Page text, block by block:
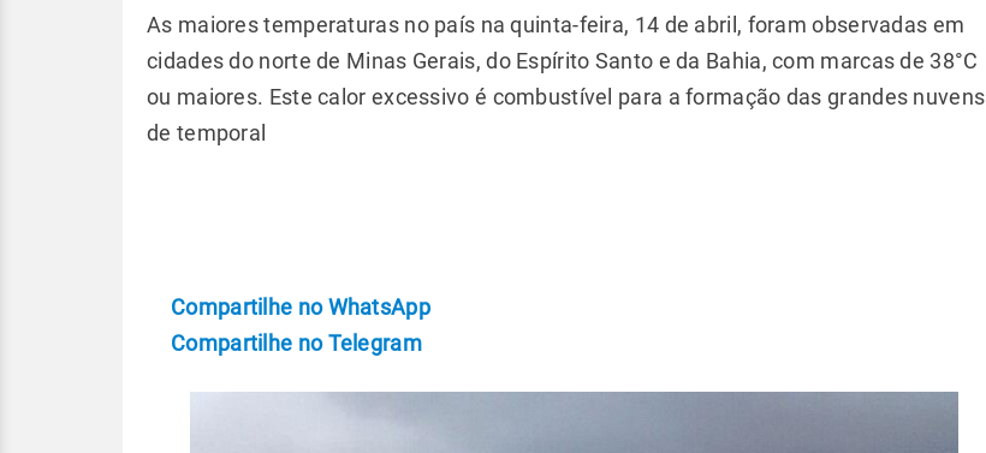
As maiores temperaturas no país na quinta-feira, 14 de abril, foram observadas em
cidades do norte de Minas Gerais, do Espírito Santo e da Bahia, com marcas de 38°C
ou maiores. Este calor excessivo é combustível para a formação das grandes nuvens
de temporal
Compartilhe no WhatsApp
Compartilhe no Telegram